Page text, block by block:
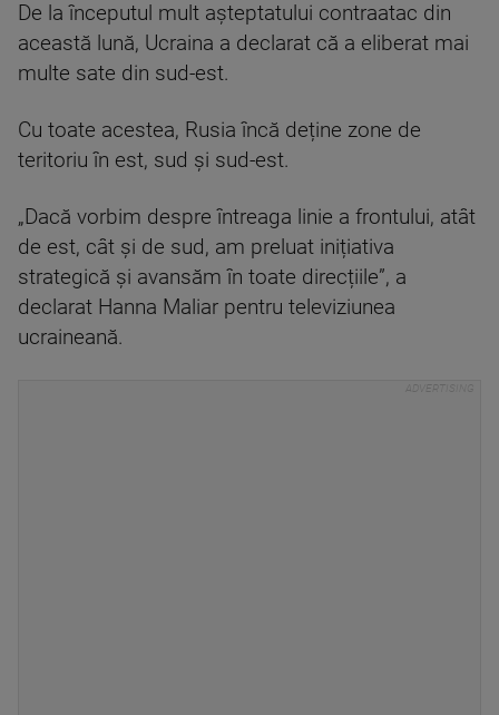
De la începutul mult așteptatului contraatac din
această lună, Ucraina a declarat că a eliberat mai
multe sate din sud-est.
Cu toate acestea, Rusia încă deține zone de
teritoriu în est, sud și sud-est.
„Dacă vorbim despre întreaga linie a frontului, atât
de est, cât și de sud, am preluat inițiativa
strategică și avansăm în toate direcțiile”, a
declarat Hanna Maliar pentru televiziunea
ucraineană.